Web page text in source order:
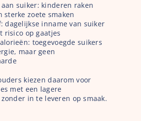
suiker: kinderen raken
sterke zoete smaken
dagelijkse inname van suiker
risico op gaatjes
toegevoegde suikers
maar geen
kiezen daarom voor
met een lagere
in te leveren op smaak.